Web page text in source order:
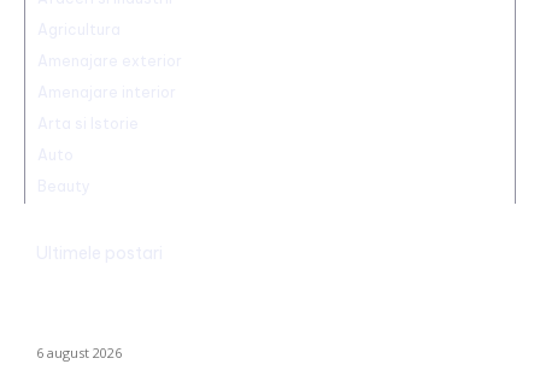
6 august 2026